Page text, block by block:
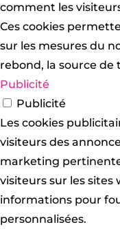
comment les
Ces cookies
sur les mesures du
rebond, la source de
Publicité
Publicité
Les cookies
visiteurs des
marketing
visiteurs sur les sites
informations pour
personnalisées.